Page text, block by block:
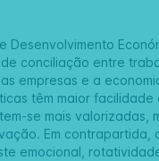
conciliação entre
empresas e a
têm maior facilidade
se mais valorizadas,
Em contrapartida,
emocional,